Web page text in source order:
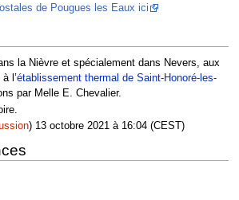
de Pougues les Eaux ici
la Nièvre et spécialement dans Nevers, aux
l’établissement thermal de Saint-Honoré-les-
par Melle E. Chevalier.
) 13 octobre 2021 à 16:04 (CEST)